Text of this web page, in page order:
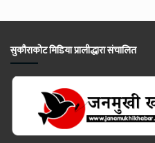
सुकौराकोट मिडिया प्रालीद्धारा संचालित